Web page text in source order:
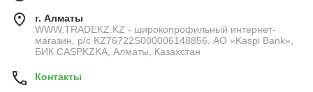
г. Алматы
WWW.TRADEKZ.KZ - широкопрофильный интернет-
магазин, р/с KZ76722S000006148856, АО «Kaspi Bank»,
БИК CASPKZKA, Алматы, Казахстан
Контакты